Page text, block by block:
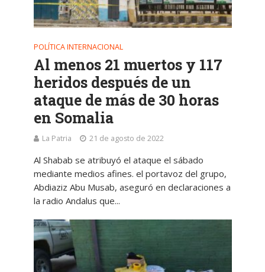
POLÍTICA INTERNACIONAL
Al menos 21 muertos y 117
heridos después de un
ataque de más de 30 horas
en Somalia
La Patria 21 de agosto de 2022
Al Shabab se atribuyó el ataque el sábado
mediante medios afines. el portavoz del grupo,
Abdiaziz Abu Musab, aseguró en declaraciones a
la radio Andalus que...